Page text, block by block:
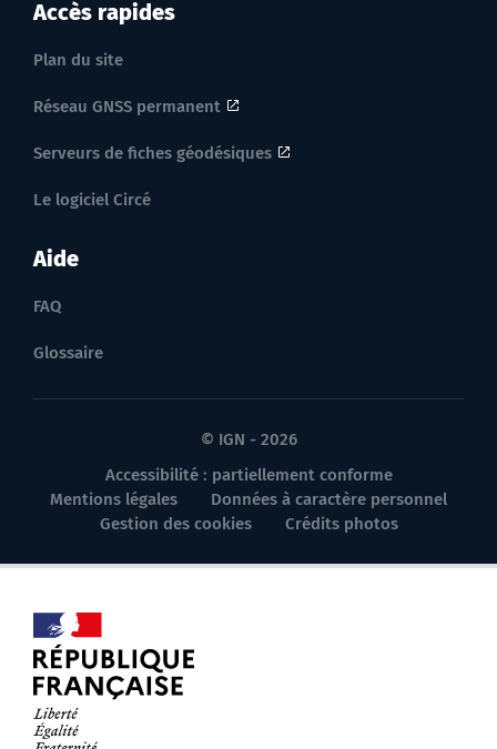
Accès rapides
Plan du site
Réseau GNSS permanent
Serveurs de fiches géodésiques
Le logiciel Circé
Aide
FAQ
Glossaire
© IGN - 2026
Accessibilité : partiellement conforme
Mentions légales
Données à caractère personnel
Gestion des cookies
Crédits photos